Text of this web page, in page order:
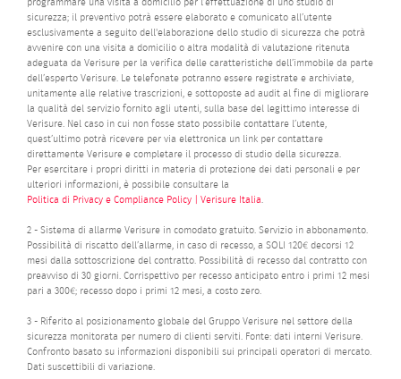
programmare una visita a domicilio per l’effettuazione di uno studio di
sicurezza; il preventivo potrà essere elaborato e comunicato all’utente
esclusivamente a seguito dell'elaborazione dello studio di sicurezza che potrà
avvenire con una visita a domicilio o altra modalità di valutazione ritenuta
adeguata da Verisure per la verifica delle caratteristiche dell’immobile da parte
dell’esperto Verisure. Le telefonate potranno essere registrate e archiviate,
unitamente alle relative trascrizioni, e sottoposte ad audit al fine di migliorare
la qualità del servizio fornito agli utenti, sulla base del legittimo interesse di
Verisure. Nel caso in cui non fosse stato possibile contattare l’utente,
quest’ultimo potrà ricevere per via elettronica un link per contattare
direttamente Verisure e completare il processo di studio della sicurezza.
Per esercitare i propri diritti in materia di protezione dei dati personali e per
ulteriori informazioni, è possibile consultare la
Politica di Privacy e Compliance Policy | Verisure Italia
2 - Sistema di allarme Verisure in comodato gratuito. Servizio in abbonamento.
Possibilità di riscatto dell’allarme, in caso di recesso, a SOLI 120€ decorsi 12
mesi dalla sottoscrizione del contratto. Possibilità di recesso dal contratto con
preavviso di 30 giorni. Corrispettivo per recesso anticipato entro i primi 12 mesi
pari a 300€; recesso dopo i primi 12 mesi, a costo zero.
3 - Riferito al posizionamento globale del Gruppo Verisure nel settore della
sicurezza monitorata per numero di clienti serviti. Fonte: dati interni Verisure.
Confronto basato su informazioni disponibili sui principali operatori di mercato.
Dati suscettibili di variazione.